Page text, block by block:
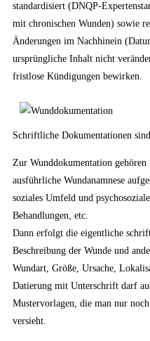
standardisiert (DNQP-
mit chronischen Wunden) sowie
Änderungen im Nachhinein
ursprüngliche Inhalt nicht
fristlose Kündigungen bewirken.
Schriftliche Dokumentationen
Zur Wunddokumentation
ausführliche Wundanamnese
soziales Umfeld und
Behandlungen, etc.
Dann erfolgt die eigentliche
Beschreibung der Wunde und
Wundart, Größe, Ursache,
Datierung mit Unterschrift darf
Mustervorlagen, die man nur
versieht.